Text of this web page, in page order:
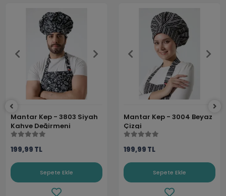
Mantar Kep - 3803 Siyah
Kahve Değirmeni
199,99 TL
Sepete Ekle
Mantar Kep - 3004 Beyaz
Çizgi
199,99 TL
Sepete Ekle